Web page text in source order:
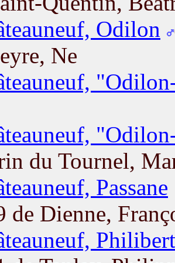
Odilon
Ne
du Tournel,
Passane
de Dienne,